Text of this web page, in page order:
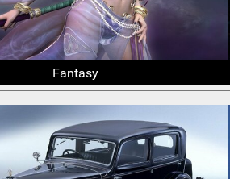
Fantasy